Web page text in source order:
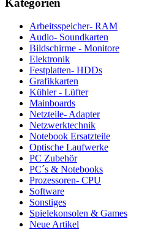
Kategorien
Arbeitsspeicher- RAM
Audio- Soundkarten
Bildschirme - Monitore
Elektronik
Festplatten- HDDs
Grafikkarten
Kühler - Lüfter
Mainboards
Netzteile- Adapter
Netzwerktechnik
Notebook Ersatzteile
Optische Laufwerke
PC Zubehör
PC´s & Notebooks
Prozessoren- CPU
Software
Sonstiges
Spielekonsolen & Games
Neue Artikel